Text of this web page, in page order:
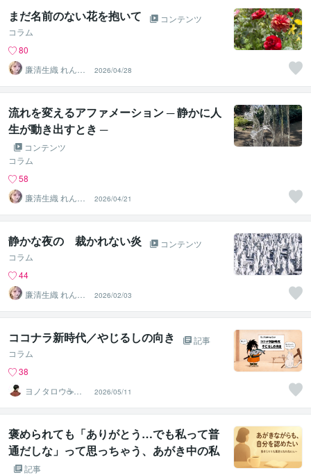
まだ名前のない花を抱いて
コンテンツ
コラム
80
廉清生織 れんせ
い さき
2026/04/28
流れを変えるアファメーション ─ 静かに人
生が動き出すとき ─
コンテンツ
コラム
58
廉清生織 れんせ
い さき
2026/04/21
静かな夜の 裁かれない炎
コンテンツ
コラム
44
廉清生織 れんせ
い さき
2026/02/03
ココナラ新時代／やじるしの向き
記事
コラム
38
ヨノタロウ☕️安
らぎと癒しのひ
とときを。
2026/05/11
褒められても「ありがとう…でも私って普
通だしな」って思っちゃう、あがき中の私
記事